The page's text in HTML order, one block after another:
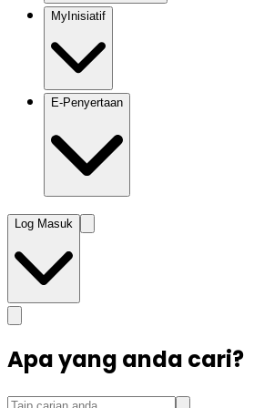
MyInisiatif
E-Penyertaan
Log Masuk
Apa yang anda cari?